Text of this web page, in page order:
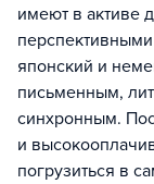
имеют в активе
перспективными
японский и
письменным,
синхронным.
и
погрузиться в